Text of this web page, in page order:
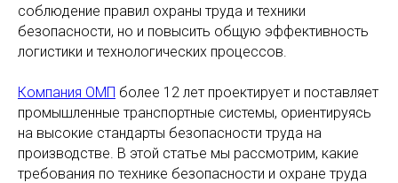
соблюдение правил охраны труда и техники
безопасности, но и повысить общую эффективность
логистики и технологических процессов.
Компания ОМП более 12 лет проектирует и поставляет
промышленные транспортные системы, ориентируясь
на высокие стандарты безопасности труда на
производстве. В этой статье мы рассмотрим, какие
требования по технике безопасности и охране труда